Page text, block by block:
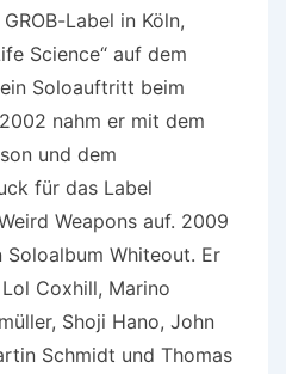
Label in Köln,
Science“ auf dem
Soloauftritt beim
nahm er mit dem
und dem
für das Label
Weapons auf. 2009
Soloalbum Whiteout. Er
Coxhill, Marino
Shoji Hano, John
Schmidt und Thomas